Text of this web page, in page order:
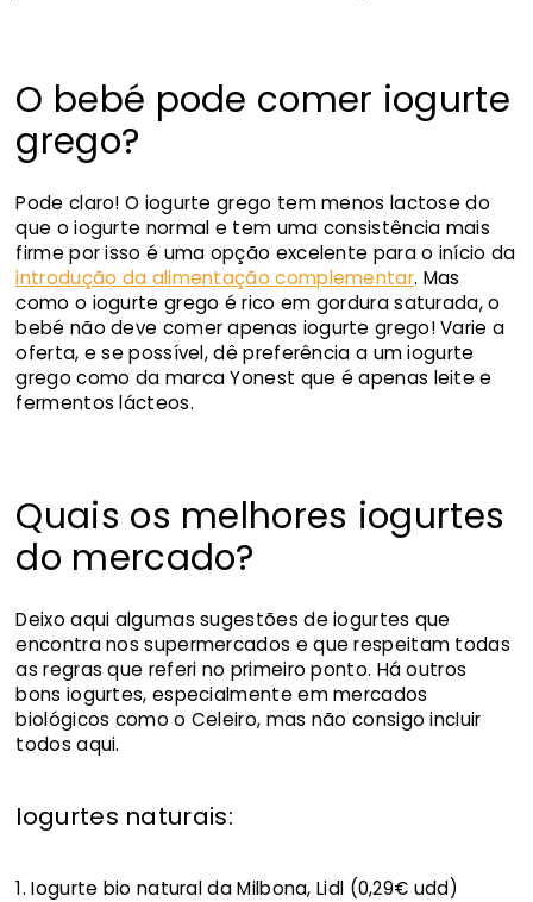
O bebé pode comer iogurte
grego?
Pode claro! O iogurte grego tem menos lactose do
que o iogurte normal e tem uma consistência mais
firme por isso é uma opção excelente para o início da
introdução da alimentação complementar. Mas
como o iogurte grego é rico em gordura saturada, o
bebé não deve comer apenas iogurte grego! Varie a
oferta, e se possível, dê preferência a um iogurte
grego como da marca Yonest que é apenas leite e
fermentos lácteos.
Quais os melhores iogurtes
do mercado?
Deixo aqui algumas sugestões de iogurtes que
encontra nos supermercados e que respeitam todas
as regras que referi no primeiro ponto. Há outros
bons iogurtes, especialmente em mercados
biológicos como o Celeiro, mas não consigo incluir
todos aqui.
Iogurtes naturais:
1. Iogurte bio natural da Milbona, Lidl (0,29€ udd)